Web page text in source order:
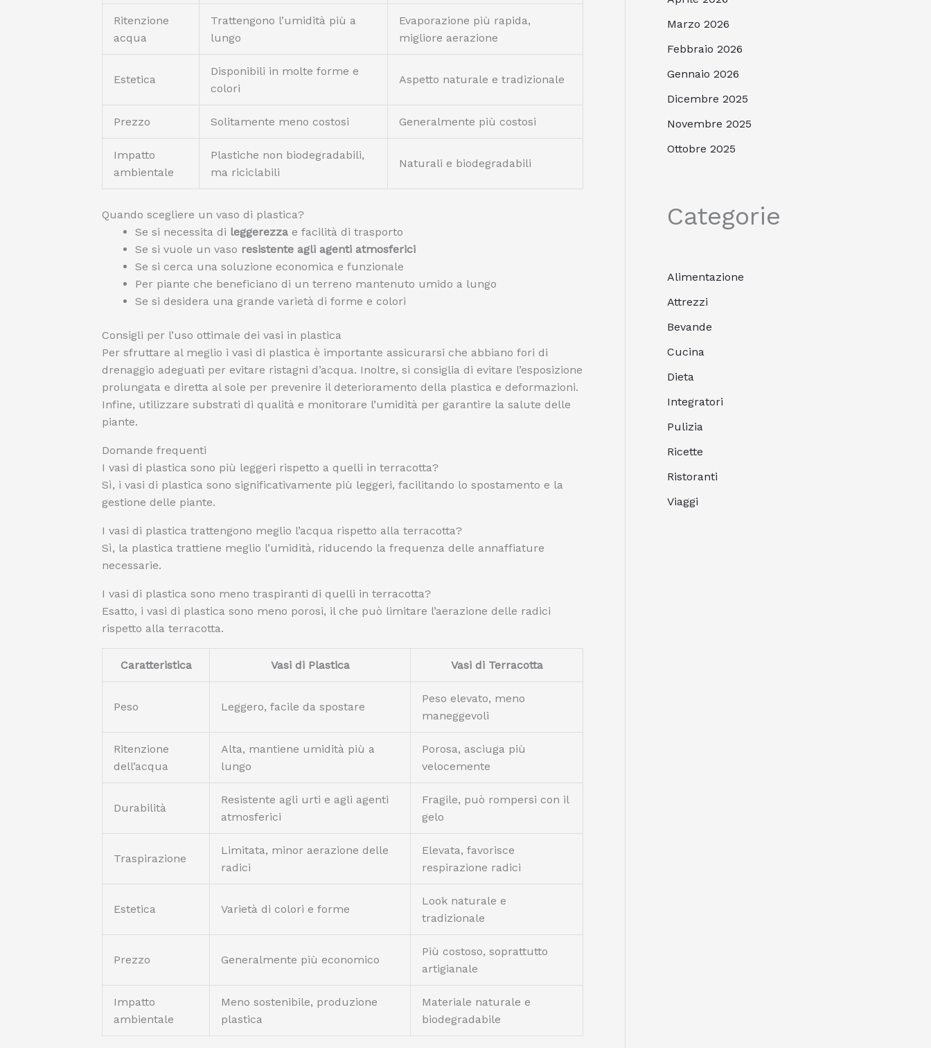
Ritenzione
acqua
Trattengono l’umidità più a
lungo
Evaporazione più rapida,
migliore aerazione
Estetica
Disponibili in molte forme e
colori
Aspetto naturale e tradizionale
Prezzo Solitamente meno costosi Generalmente più costosi
Impatto
ambientale
Plastiche non biodegradabili,
ma riciclabili
Naturali e biodegradabili
Quando scegliere un vaso di plastica?
Se si necessita di leggerezza e facilità di trasporto
Se si vuole un vaso resistente agli agenti atmosferici
Se si cerca una soluzione economica e funzionale
Per piante che beneficiano di un terreno mantenuto umido a lungo
Se si desidera una grande varietà di forme e colori
Consigli per l’uso ottimale dei vasi in plastica
Per sfruttare al meglio i vasi di plastica è importante assicurarsi che abbiano fori di
drenaggio adeguati per evitare ristagni d’acqua. Inoltre, si consiglia di evitare l’esposizione
prolungata e diretta al sole per prevenire il deterioramento della plastica e deformazioni.
Infine, utilizzare substrati di qualità e monitorare l’umidità per garantire la salute delle
piante.
Domande frequenti
I vasi di plastica sono più leggeri rispetto a quelli in terracotta?
Sì, i vasi di plastica sono significativamente più leggeri, facilitando lo spostamento e la
gestione delle piante.
I vasi di plastica trattengono meglio l’acqua rispetto alla terracotta?
Sì, la plastica trattiene meglio l’umidità, riducendo la frequenza delle annaffiature
necessarie.
I vasi di plastica sono meno traspiranti di quelli in terracotta?
Esatto, i vasi di plastica sono meno porosi, il che può limitare l’aerazione delle radici
rispetto alla terracotta.
Caratteristica Vasi di Plastica Vasi di Terracotta
Peso Leggero, facile da spostare
Peso elevato, meno
maneggevoli
Ritenzione
dell’acqua
Alta, mantiene umidità più a
lungo
Porosa, asciuga più
velocemente
Durabilità
Resistente agli urti e agli agenti
atmosferici
Fragile, può rompersi con il
gelo
Traspirazione
Limitata, minor aerazione delle
radici
Elevata, favorisce
respirazione radici
Estetica Varietà di colori e forme
Look naturale e
tradizionale
Prezzo Generalmente più economico
Più costoso, soprattutto
artigianale
Impatto
ambientale
Meno sostenibile, produzione
plastica
Materiale naturale e
biodegradabile
Marzo 2026
Febbraio 2026
Gennaio 2026
Dicembre 2025
Novembre 2025
Ottobre 2025
Categorie
Alimentazione
Attrezzi
Bevande
Cucina
Dieta
Integratori
Pulizia
Ricette
Ristoranti
Viaggi